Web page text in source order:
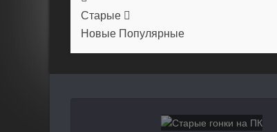
Старые
Новые Популярные